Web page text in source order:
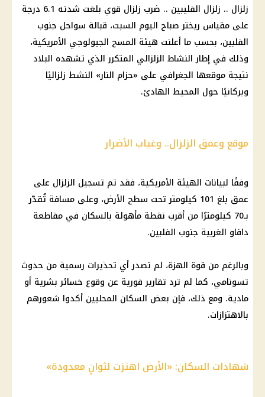
زلزال .. زلزال الفليبين .. ضرب زلزال قوي بلغت شدته 6.1 درجة
على مقياس ريختر صباح اليوم السبت، قبالة سواحل جنوب
الفلبين، بحسب ما أعلنت هيئة المسح الجيولوجي الأمريكية،
وذلك في إطار النشاط الزلزالي المتكرر الذي تشهده البلاد
نتيجة موقعها الجغرافي على «حزام النار» النشط زلزاليًا
وبركانيًا حول المحيط الهادئ.
موقع وعمق الزلزال.. وغياب الأضرار
وفقًا لبيانات الهيئة الأمريكية، فقد تم تسجيل الزلزال على
عمق بلغ 101 كيلومتر تحت سطح الأرض، وعلى مسافة تُقدّر
بـ70 كيلومترًا من أقرب نقطة مأهولة بالسكان في مقاطعة
دافاو الغربية جنوب الفلبين.
وبالرغم من قوة الهزة، لم تصدر أي تحذيرات رسمية من حدوث
تسونامي، كما لم ترد تقارير فورية عن وقوع خسائر بشرية أو
مادية. ومع ذلك، فإن بعض السكان المحليين أكدوا شعورهم
بالاهتزازات.
شهادات السكان: «الأرض اهتزت لثوانٍ معدودة»